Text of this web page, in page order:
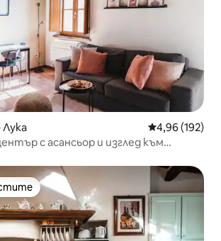
Средна
4,96 (192)
с асансьор и изглед към
избор на гостите